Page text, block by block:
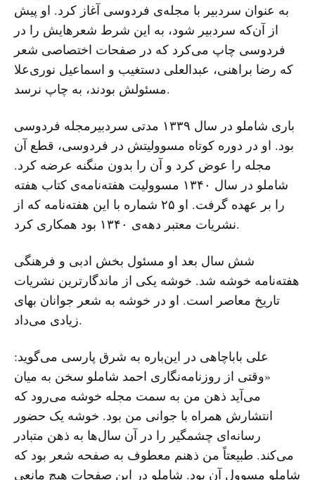
به عنوان سردبیر با مجله‌ی فردوسی آغاز کرد. او پیش
از آن‌که سردبیر شود، ‌به این شرط شعرهایش را در
فردوسی چاپ می‌کرد که در صفحات اختصاصی شعر
که رضا براهنی، عبدالعلی دستغیب و اسماعیل نوری‌علا
مسئولش بودند،‌ به چاپ نرسد.
باری شاملو در سال ۱۳۳۹ مدتی سردبیرمجله‌ فردوسی
بود. او در دوره‌ کوتاه مسوولیتش در فردوسی، قطع آن
مجله را عوض کرد و آن را بدون منگنه عرضه کرد.
شاملو در سال ۱۳۴۰ مسوولیت هفته‌نامه‌ی کتاب هفته
را بر عهده گرفت. او ۲۵ شماره با این هفته‌نامه که از
نشریات معتبر دهه‌ی ۱۳۴۰ بود همکاری کرد.
شش سال بعد او مسئول بخش ادبی و فرهنگی
‌هفته‌نامه خوشه شد. خوشه یکی از ماندگارترین نشریات
تاریخ معاصر است. او در خوشه به شعر جوانان بهای
زیادی می‌داد.
علی باباچاهی در این‌باره به شرق پارسی می‌گوید:
«‌وقتی از روزنامه‌نگاری احمد شاملو سخن به میان
می‌آید ذهن من به سمت مجله خوشه می‌رود که
انتشارش همراه با جوانی من بود. خوشه یک حضور
رسانه‌ای چشمگیر را در آن سال‌ها به ذهن متبادر
می‌کند. طبیعتاً من ذهنم معطوف به صفحه شعر بود که
شاملو مسوول آن بود. شاملو در این صفحات هیچ مانعی